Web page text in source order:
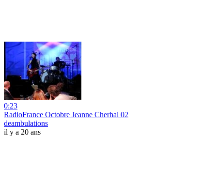
0:23
RadioFrance Octobre Jeanne Cherhal 02
deambulations
il y a 20 ans